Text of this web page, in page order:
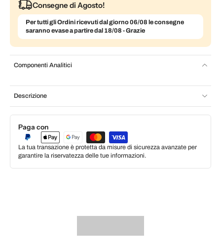
Consegne di Agosto!
Per tutti gli Ordini ricevuti dal giorno 06/08 le consegne
saranno evase a partire dal 18/08 - Grazie
Componenti Analitici
Descrizione
Paga con
La tua transazione è protetta da misure di sicurezza avanzate per
garantire la riservatezza delle tue informazioni.